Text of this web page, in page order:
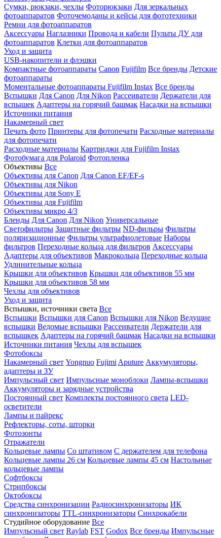
Сумки, рюкзаки, чехлы Фоторюкзаки Для зеркальных
фотоаппаратов Фоточемоданы и кейсы для фототехники
Ремни для фотоаппаратов
Аксессуары Наглазники Провода и кабели Пульты ДУ для
фотоаппаратов Клетки для фотоаппаратов
Уход и защита
USB-накопители и флэшки
Компактные фотоаппараты Canon Fujifilm Все бренды Детские
фотоаппараты
Моментальные фотоаппараты Fujifilm Instax Все бренды
Вспышки Для Canon Для Nikon Рассеиватели Держатели для
вспышек Адаптеры на горячий башмак Насадки на вспышки
Источники питания
Накамерный свет
Печать фото Принтеры для фотопечати Расходные материалы
для фотопечати
Расходные материалы Картриджи для Fujifilm Instax
Фотобумага для Polaroid Фотопленка
Объективы Все
Объективы для Canon Для Canon EF/EF-s
Объективы для Nikon
Объективы для Sony E
Объективы для Fujifilm
Объективы микро 4/3
Бленды Для Canon Для Nikon Универсальные
Светофильтры Защитные фильтры ND-фильры Фильтры
поляризационные Фильтры ультрафиолетовые Наборы
фильтров Переходные кольца для фильтров Аксессуары
Адаптеры для объективов Макрокольца Переходные кольца
Удлинительные кольца
Крышки для объективов Крышки для объективов 55 мм
Крышки для объективов 58 мм
Чехлы для объективов
Уход и защита
Вспышки, источники света Все
Вспышки Вспышки для Canon Вспышки для Nikon Ведущие
вспышки Ведомые вспышки Рассеиватели Держатели для
вспышкек Адаптеры на горячий башмак Насадки на вспышки
Источники питания Чехлы для вспышек
Фотобоксы
Накамерный свет Yongnuo Fujimi Aputure Аккумуляторы,
адаптеры и ЗУ
Импульсный свет Импульсные моноблоки Лампы-вспышки
Аккумуляторы и зарядные устройства
Постоянный свет Комплекты постоянного света LED-
осветители
Лампы и пайрекс
Рефлекторы, соты, шторки
Фотозонты
Отражатели
Кольцевые лампы Со штативом С держателем для телефона
Кольцевые лампы 26 см Кольцевые лампы 45 см Настольные
кольцевые лампы
Софтбоксы
Стрипбоксы
Октобоксы
Средства синхронизации Радиосинхронизаторы ИК
синхронизаторы TTL-синхронизаторы Синхрокабели
Студийное оборудование Все
Импульсный свет Raylab FST Godox Все бренды Импульсные